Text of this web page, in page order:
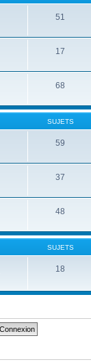
51
17
68
SUJETS
59
37
48
SUJETS
18